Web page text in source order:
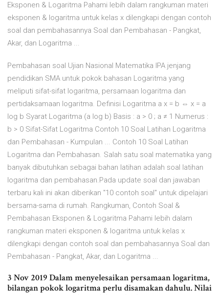
Eksponen & Logaritma Pahami lebih dalam rangkuman materi
eksponen & logaritma untuk kelas x dilengkapi dengan contoh
soal dan pembahasannya Soal dan Pembahasan - Pangkat,
Akar, dan Logaritma ...
Pembahasan soal Ujian Nasional Matematika IPA jenjang
pendidikan SMA untuk pokok bahasan Logaritma yang
meliputi sifat-sifat logaritma, persamaan logaritma dan
pertidaksamaan logaritma. Definisi Logaritma a x = b ⇔ x = a
log b Syarat Logaritma (a log b) Basis : a > 0 ; a ≠ 1 Numerus :
b > 0 Sifat-Sifat Logaritma Contoh 10 Soal Latihan Logaritma
dan Pembahasan - Kumpulan ... Contoh 10 Soal Latihan
Logaritma dan Pembahasan. Salah satu soal matematika yang
banyak dibutuhkan sebagai bahan latihan adalah soal latihan
logaritma dan pembahasan.Pada update soal dan jawaban
terbaru kali ini akan diberikan "10 contoh soal" untuk dipelajari
bersama-sama di rumah. Rangkuman, Contoh Soal &
Pembahasan Eksponen & Logaritma Pahami lebih dalam
rangkuman materi eksponen & logaritma untuk kelas x
dilengkapi dengan contoh soal dan pembahasannya Soal dan
Pembahasan - Pangkat, Akar, dan Logaritma ...
3 Nov 2019 Dalam menyelesaikan persamaan logaritma,
bilangan pokok logaritma perlu disamakan dahulu. Nilai